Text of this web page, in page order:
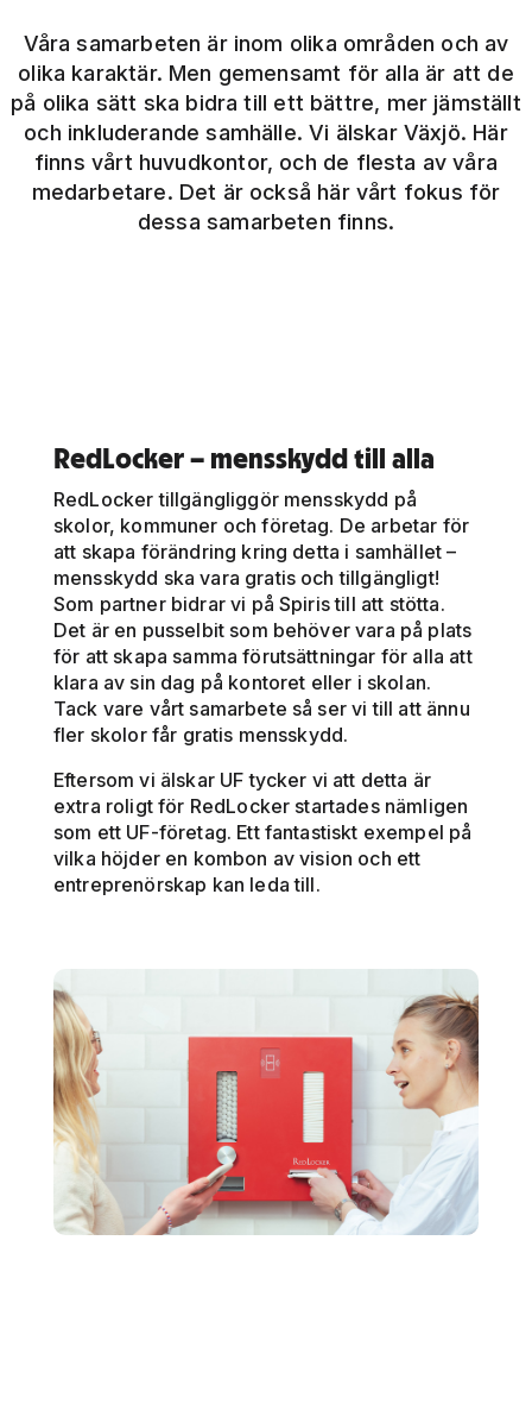
Våra samarbeten är inom olika områden och av
olika karaktär. Men gemensamt för alla är att de
på olika sätt ska bidra till ett bättre, mer jämställt
och inkluderande samhälle. Vi älskar Växjö. Här
finns vårt huvudkontor, och de flesta av våra
medarbetare. Det är också här vårt fokus för
dessa samarbeten finns.
RedLocker – mensskydd till alla
RedLocker tillgängliggör mensskydd på
skolor, kommuner och företag. De arbetar för
att skapa förändring kring detta i samhället –
mensskydd ska vara gratis och tillgängligt!
Som partner bidrar vi på Spiris till att stötta.
Det är en pusselbit som behöver vara på plats
för att skapa samma förutsättningar för alla att
klara av sin dag på kontoret eller i skolan.
Tack vare vårt samarbete så ser vi till att ännu
fler skolor får gratis mensskydd.
Eftersom vi älskar UF tycker vi att detta är
extra roligt för RedLocker startades nämligen
som ett UF-företag. Ett fantastiskt exempel på
vilka höjder en kombon av vision och ett
entreprenörskap kan leda till.